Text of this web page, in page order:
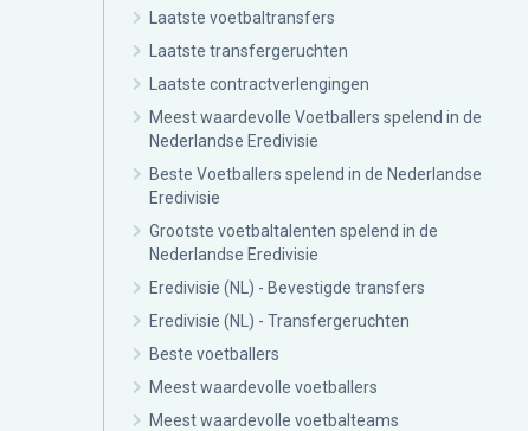
Laatste voetbaltransfers
Laatste transfergeruchten
Laatste contractverlengingen
Meest waardevolle Voetballers spelend in de
Nederlandse Eredivisie
Beste Voetballers spelend in de Nederlandse
Eredivisie
Grootste voetbaltalenten spelend in de
Nederlandse Eredivisie
Eredivisie (NL) - Bevestigde transfers
Eredivisie (NL) - Transfergeruchten
Beste voetballers
Meest waardevolle voetballers
Meest waardevolle voetbalteams